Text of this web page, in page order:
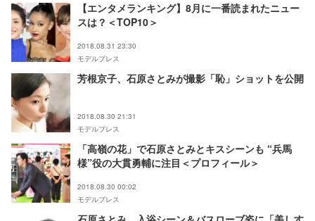
【エンタメランキング】8月に一番読まれたニュー
スは？＜TOP10＞
2018.08.31 23:30
モデルプレス
芳根京子、石原さとみが撮影「恥」ショットを公開
2018.08.30 21:31
モデルプレス
「高嶺の花」で石原さとみとキスシーンも “兵馬
様”役の大貫勇輔に注目＜プロフィール＞
2018.08.30 00:02
モデルプレス